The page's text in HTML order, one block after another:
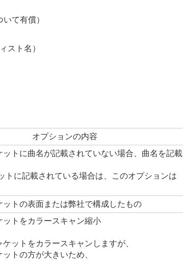
て有償）
スト名）
オプションの内容
ットに曲名が記載されていない場合、曲名を記載
トに記載されている場合は、このオプションは
ットの表面または弊社で構成したもの
ットをカラースキャン縮小
ットをカラースキャンしますが、
トの方が大きいため、